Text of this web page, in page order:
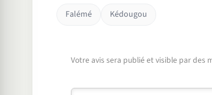
Falémé Kédougou
Votre avis sera publié et visible par des